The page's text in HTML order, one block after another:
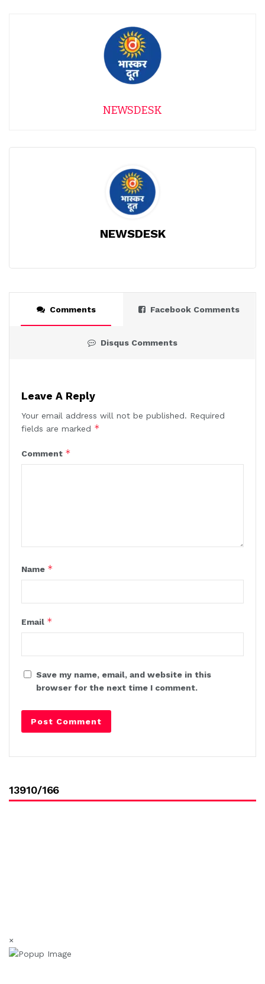
NEWSDESK
NEWSDESK
Comments Facebook Comments
Disqus Comments
Leave A Reply
Your email address will not be published. Required
fields are marked *
Comment *
Name *
Email *
Save my name, email, and website in this
browser for the next time I comment.
13910/166
×